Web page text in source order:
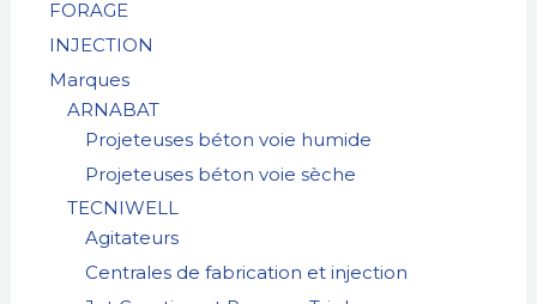
FORAGE
INJECTION
Marques
ARNABAT
Projeteuses béton voie humide
Projeteuses béton voie sèche
TECNIWELL
Agitateurs
Centrales de fabrication et injection